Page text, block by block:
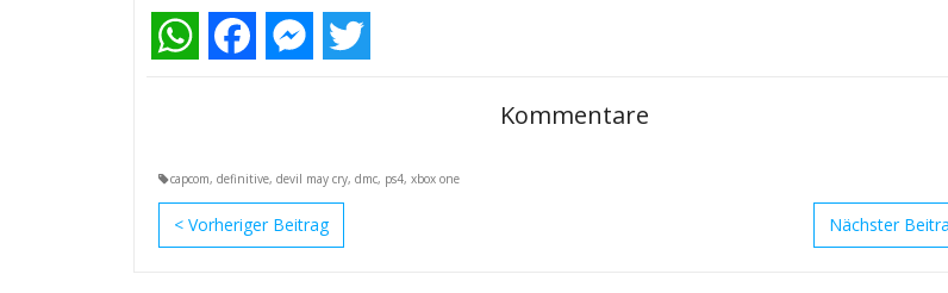
WhatsAppFacebookMessenger
Kommentare
capcom, definitive, devil may cry, dmc, ps4, xbox one
<